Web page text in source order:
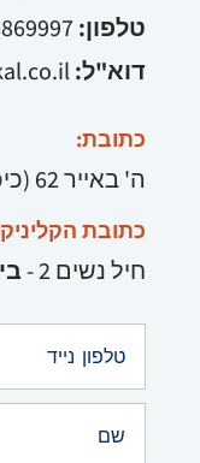
טלפון:
דוא"ל:
כתובת:
ה' באייר 62 (כיכר המדינה), תל אביב
כתובת
חיל נשים 2 -